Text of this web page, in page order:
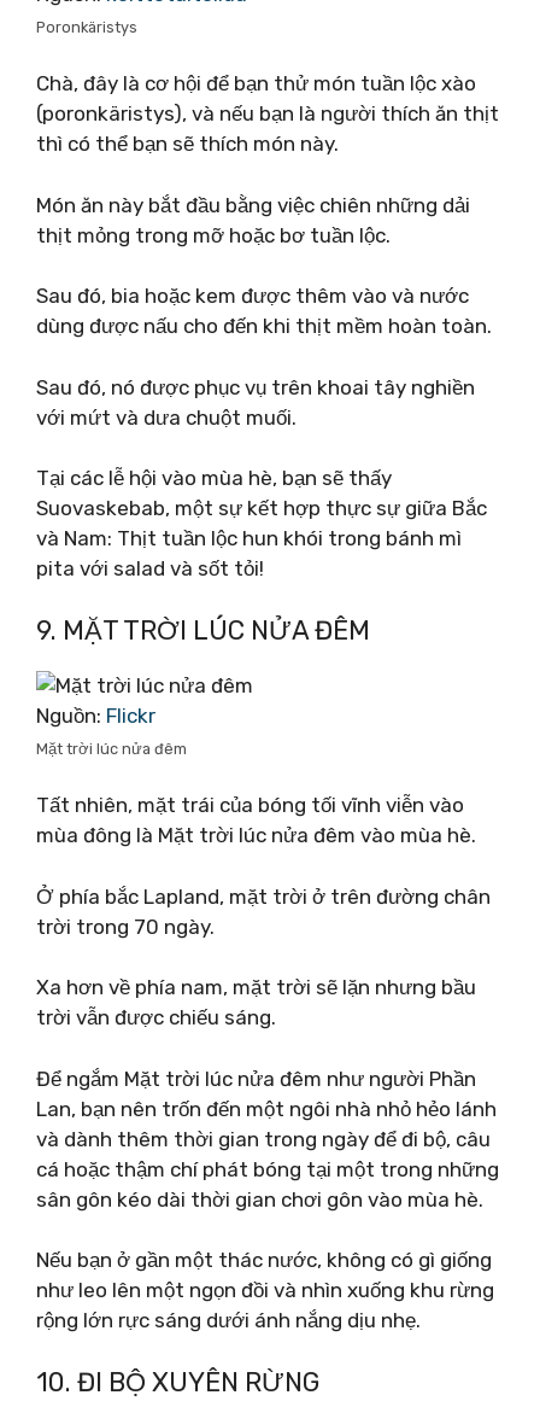
Poronkäristys
Chà, đây là cơ hội để bạn thử món tuần lộc xào
(poronkäristys), và nếu bạn là người thích ăn thịt
thì có thể bạn sẽ thích món này.
Món ăn này bắt đầu bằng việc chiên những dải
thịt mỏng trong mỡ hoặc bơ tuần lộc.
Sau đó, bia hoặc kem được thêm vào và nước
dùng được nấu cho đến khi thịt mềm hoàn toàn.
Sau đó, nó được phục vụ trên khoai tây nghiền
với mứt và dưa chuột muối.
Tại các lễ hội vào mùa hè, bạn sẽ thấy
Suovaskebab, một sự kết hợp thực sự giữa Bắc
và Nam: Thịt tuần lộc hun khói trong bánh mì
pita với salad và sốt tỏi!
9. MẶT TRỜI LÚC NỬA ĐÊM
Nguồn: Flickr
Mặt trời lúc nửa đêm
Tất nhiên, mặt trái của bóng tối vĩnh viễn vào
mùa đông là Mặt trời lúc nửa đêm vào mùa hè.
Ở phía bắc Lapland, mặt trời ở trên đường chân
trời trong 70 ngày.
Xa hơn về phía nam, mặt trời sẽ lặn nhưng bầu
trời vẫn được chiếu sáng.
Để ngắm Mặt trời lúc nửa đêm như người Phần
Lan, bạn nên trốn đến một ngôi nhà nhỏ hẻo lánh
và dành thêm thời gian trong ngày để đi bộ, câu
cá hoặc thậm chí phát bóng tại một trong những
sân gôn kéo dài thời gian chơi gôn vào mùa hè.
Nếu bạn ở gần một thác nước, không có gì giống
như leo lên một ngọn đồi và nhìn xuống khu rừng
rộng lớn rực sáng dưới ánh nắng dịu nhẹ.
10. ĐI BỘ XUYÊN RỪNG